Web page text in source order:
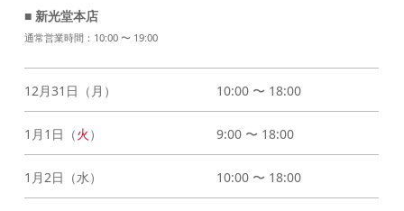
■ 新光堂本店
通常営業時間：10:00 〜 19:00
12月31日（月） 10:00 〜 18:00
1月1日（火 ） 9:00 〜 18:00
1月2日（水） 10:00 〜 18:00